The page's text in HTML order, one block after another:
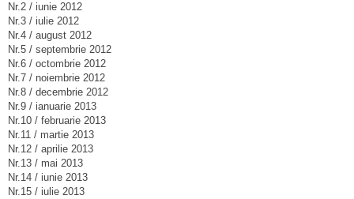
Nr.2 / iunie 2012
Nr.3 / iulie 2012
Nr.4 / august 2012
Nr.5 / septembrie 2012
Nr.6 / octombrie 2012
Nr.7 / noiembrie 2012
Nr.8 / decembrie 2012
Nr.9 / ianuarie 2013
Nr.10 / februarie 2013
Nr.11 / martie 2013
Nr.12 / aprilie 2013
Nr.13 / mai 2013
Nr.14 / iunie 2013
Nr.15 / iulie 2013